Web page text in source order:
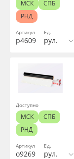
Артикул
р4609
Ед.
рул.
МСК
СПБ
РНД
Артикул
о9269
Ед.
рул.
Доступно
МСК
СПБ
РНД